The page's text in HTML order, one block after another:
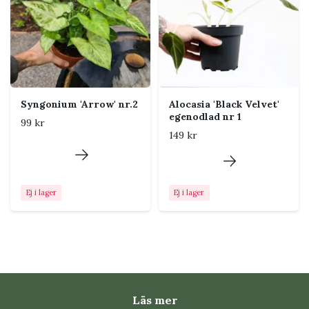
Placering i hemmet
Placera nära ett ljust fönster men skydda bladen från
stark middagssol. Klättrande exemplar kan med tiden
behöva stöd.
Tips från Klorofyllverket
Kontrollera jorden med ett finger innan du
vattnar. En luftig jord och en kruka med
Syngonium 'Arrow' nr.2
99 kr
Ej i lager
Alocasia 'Black Velvet'
egenodlad nr 1
149 kr
Ej i lager
Läs mer